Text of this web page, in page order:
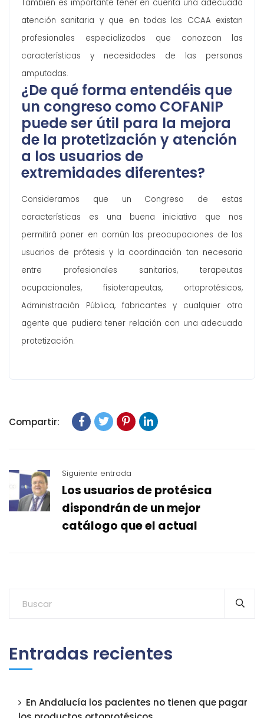
También es importante tener en cuenta una adecuada
atención sanitaria y que en todas las CCAA existan
profesionales especializados que conozcan las
características y necesidades de las personas
amputadas.
¿De qué forma entendéis que
un congreso como COFANIP
puede ser útil para la mejora
de la protetización y atención
a los usuarios de
extremidades diferentes?
Consideramos que un Congreso de estas
características es una buena iniciativa que nos
permitirá poner en común las preocupaciones de los
usuarios de prótesis y la coordinación tan necesaria
entre profesionales sanitarios, terapeutas
ocupacionales, fisioterapeutas, ortoprotésicos,
Administración Pública, fabricantes y cualquier otro
agente que pudiera tener relación con una adecuada
protetización.
Compartir:
Siguiente entrada
Los usuarios de protésica
dispondrán de un mejor
catálogo que el actual
Entradas recientes
En Andalucía los pacientes no tienen que pagar